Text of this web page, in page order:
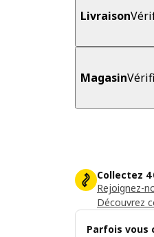
Livraison
Magasin
Collectez
Rejoignez-
Découvrez
Parfois vous